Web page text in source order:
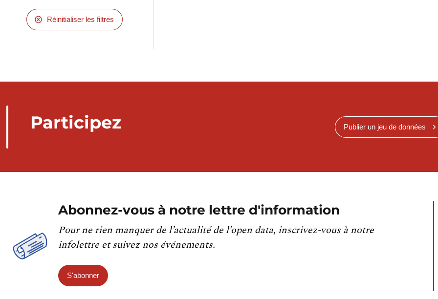
Réinitialiser les filtres
Participez Publier un jeu de données
Abonnez-vous à notre lettre d'information
Pour ne rien manquer de l’actualité de l’open data, inscrivez-vous à notre
infolettre et suivez nos événements.
S'abonner